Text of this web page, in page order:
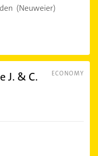
(Neuweier)
ECONOMY
J. & C.